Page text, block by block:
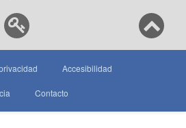
Accesibilidad
Contacto